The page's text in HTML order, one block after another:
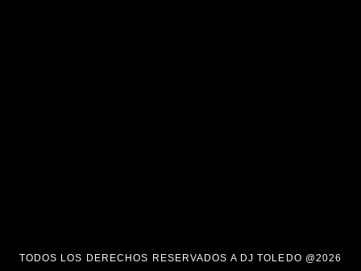
TODOS LOS DERECHOS RESERVADOS A DJ TOLEDO @2026